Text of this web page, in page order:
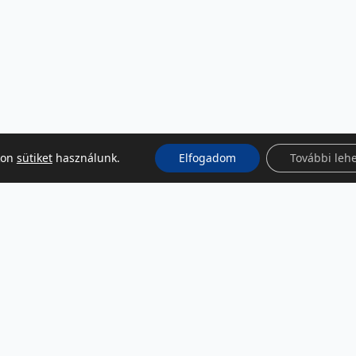
sütikethasználunk. Elfogadom További